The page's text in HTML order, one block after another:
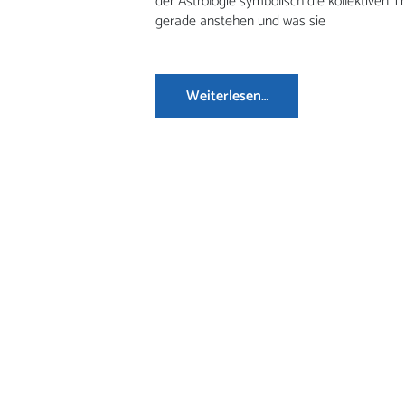
gerade anstehen und was sie
Weiterlesen…